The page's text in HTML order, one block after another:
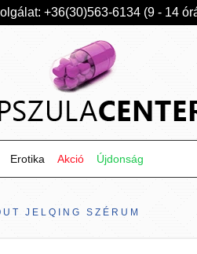
+36(30)563-6134 (9 - 14
Erotika Akció Újdonság
JELQING SZÉRUM